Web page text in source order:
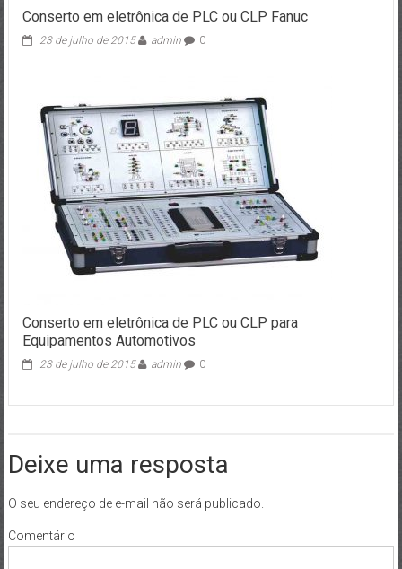
Conserto em eletrônica de PLC ou CLP Fanuc
23 de julho de 2015 admin 0
Conserto em eletrônica de PLC ou CLP para
Equipamentos Automotivos
23 de julho de 2015 admin 0
Deixe uma resposta
O seu endereço de e-mail não será publicado.
Comentário